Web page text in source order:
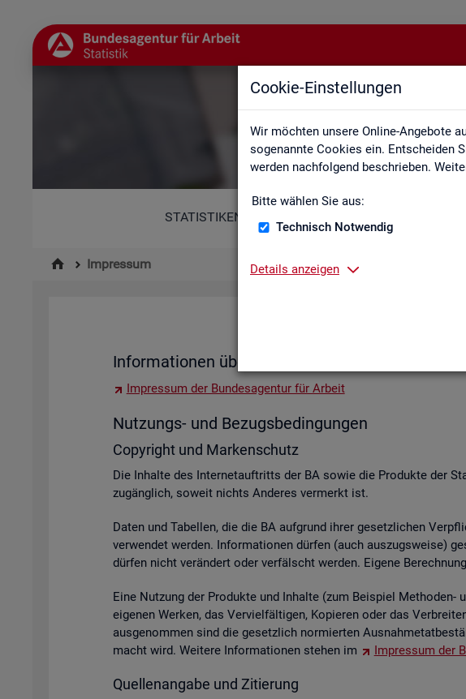
Cookie-Einstellungen
Wir möchten unsere Online-Angebote
sogenannte Cookies ein. Entscheiden
werden nachfolgend beschrieben.
Bitte wählen Sie aus:
Technisch Notwendig
Details anzeigen
STATISTIKEN
Impressum
Im­pres­sum der
In­for­ma­tio­nen über den Her­aus­ge­ber
Im­pres­sum der Bun­des­agen­tur für Ar­beit
Nut­zungs- und Be­zugs­be­din­gun­gen
Co­py­right und Mar­ken­schutz
Die In­hal­te des In­ter­net­auf­tritts der BA sowie die Pro­duk­te der
zu­gäng­lich, so­weit nichts An­de­res ver­merkt ist.
Daten und Ta­bel­len, die die BA auf­grund ihrer ge­setz­li­chen
ver­wen­det wer­den. In­for­ma­tio­nen dür­fen (auch aus­zugs­wei­se)
dür­fen nicht ver­än­dert oder ver­fälscht wer­den. Ei­ge­ne
Eine Nut­zung der Pro­duk­te und In­hal­te (zum Bei­spiel
ei­ge­nen Wer­ken, das Ver­viel­fäl­ti­gen, Ko­pie­ren oder das
aus­ge­nom­men sind die ge­setz­lich nor­mier­ten
macht wird. Wei­te­re In­for­ma­tio­nen ste­hen im
Im­pres­sum der
Quel­len­an­ga­be und Zi­tie­rung